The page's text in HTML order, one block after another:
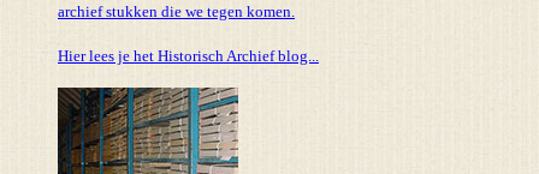
archief stukken die we tegen komen.
Hier lees je het Historisch Archief blog...